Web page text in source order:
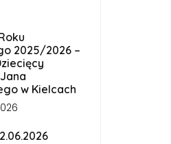
2025/2026 –
w Kielcach